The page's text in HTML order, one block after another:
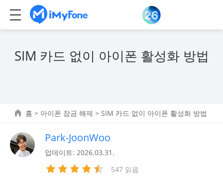
SIM 카드 없이 아이폰 활성화 방법
홈 > 아이폰 잠금 해제 > SIM 카드 없이 아이폰 활성화 방법
Park-JoonWoo
업데이트: 2026.03.31.
547 읽음